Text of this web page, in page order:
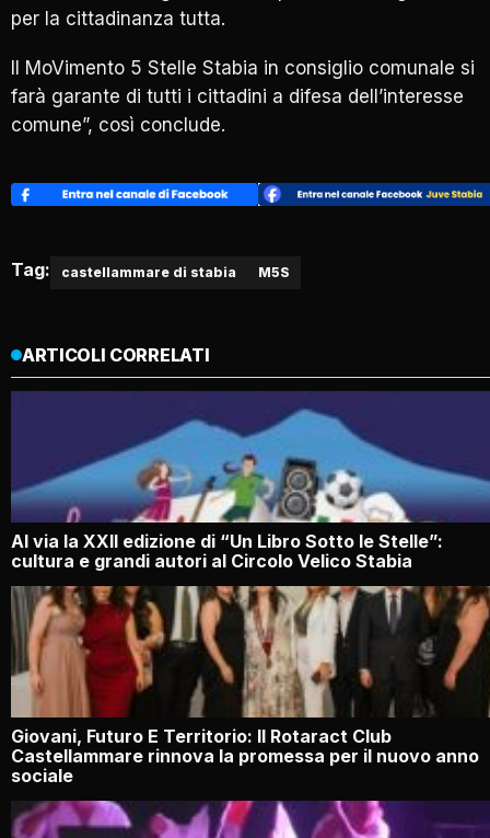
per la cittadinanza tutta.
Il MoVimento 5 Stelle Stabia in consiglio comunale si
farà garante di tutti i cittadini a difesa dell’interesse
comune”, così conclude.
Tag: castellammare di stabia M5S
ARTICOLI CORRELATI
Al via la XXII edizione di “Un Libro Sotto le Stelle”:
cultura e grandi autori al Circolo Velico Stabia
Giovani, Futuro E Territorio: Il Rotaract Club
Castellammare rinnova la promessa per il nuovo anno
sociale